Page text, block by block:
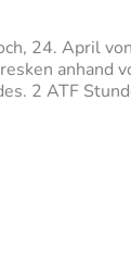
24. April
anhand
2 ATF